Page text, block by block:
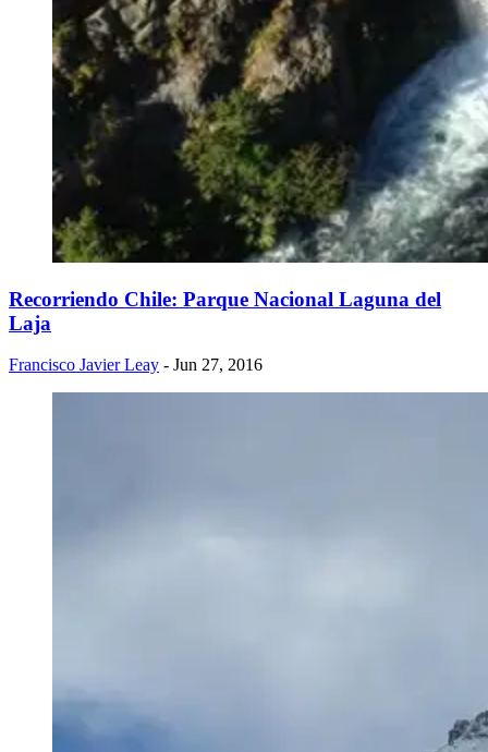
Recorriendo Chile: Parque Nacional Laguna del
Laja
Francisco Javier Leay - Jun 27, 2016